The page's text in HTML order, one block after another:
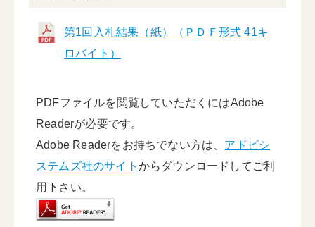
第1回入札結果（紙）（ＰＤＦ形式 41キ
ロバイト）
PDFファイルを閲覧していただくにはAdobe
Readerが必要です。
Adobe Readerをお持ちでない方は、 アドビシ
ステムズ社のサイト からダウンロードしてご利
用下さい。